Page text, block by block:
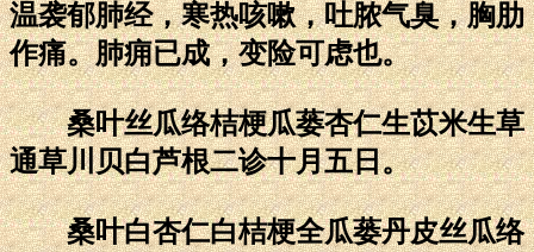
温袭郁肺经，寒热咳嗽，吐脓气臭，胸肋
作痛。肺痈已成，变险可虑也。
桑叶丝瓜络桔梗瓜蒌杏仁生苡米生草
通草川贝白芦根二诊十月五日。
桑叶白杏仁白桔梗全瓜蒌丹皮丝瓜络